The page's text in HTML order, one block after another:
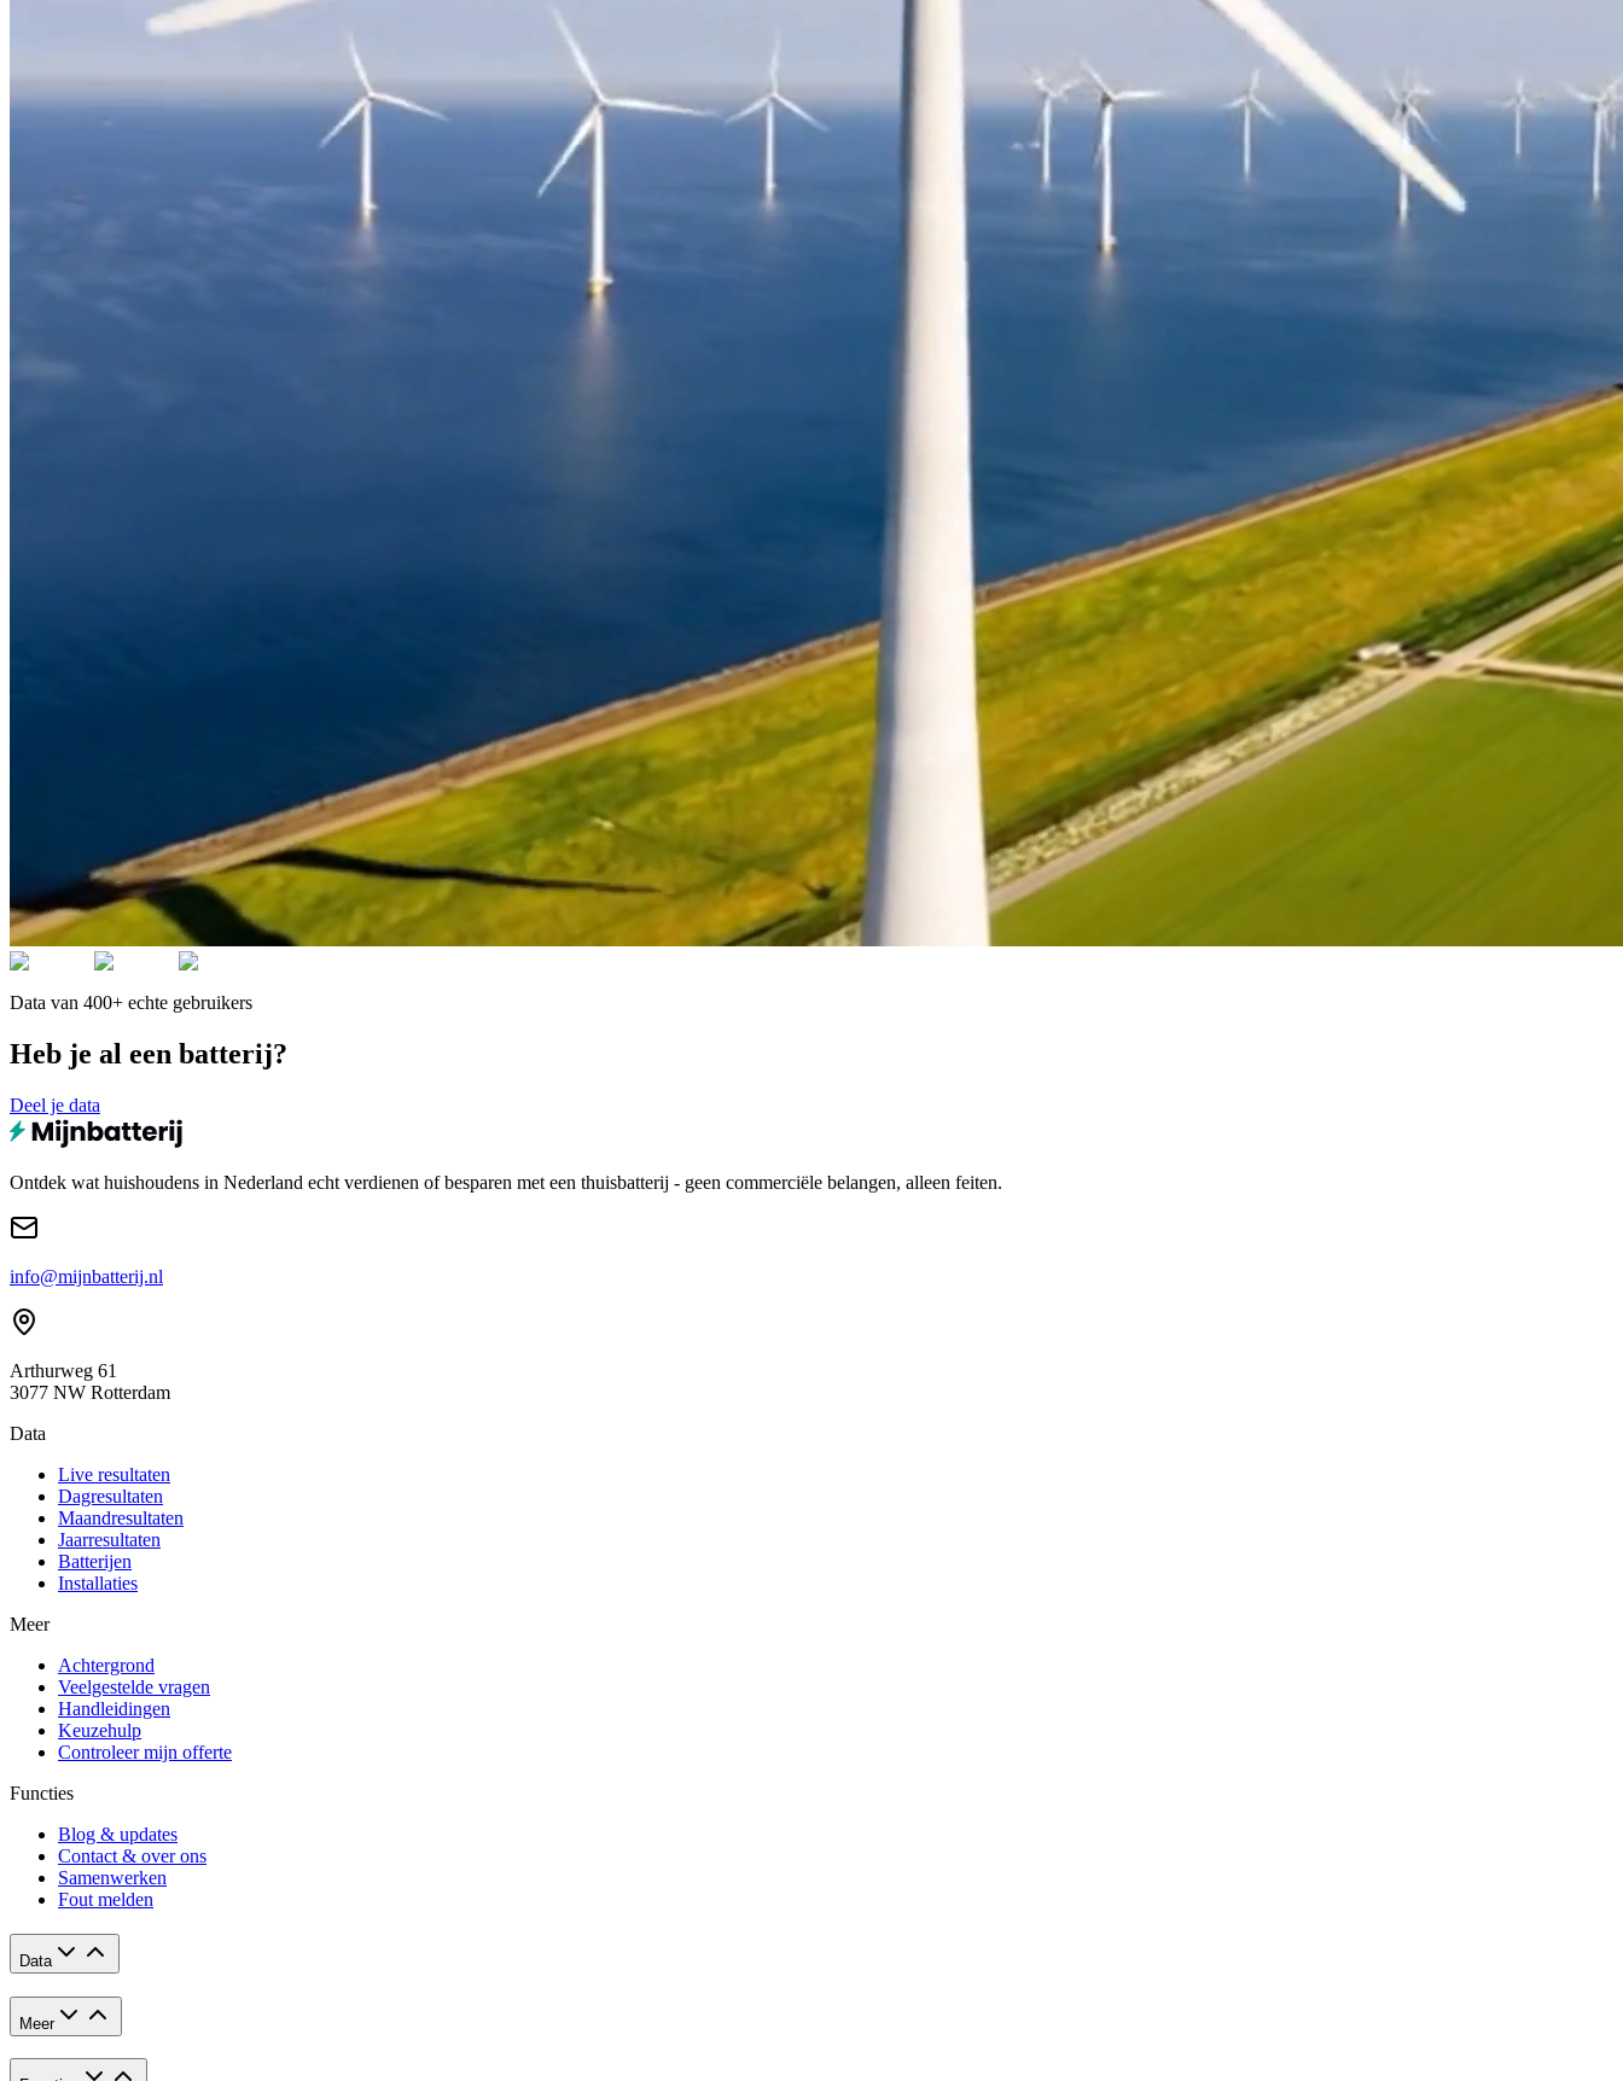
Data van 400+ echte gebruikers
Heb je al een batterij?
Deel je data
Ontdek wat huishoudens in Nederland echt verdienen of besparen met een thuisbatterij - geen commerciële belangen, alleen feiten.
info@mijnbatterij.nl
Arthurweg 61
3077 NW Rotterdam
Data
Live resultaten
Dagresultaten
Maandresultaten
Jaarresultaten
Batterijen
Installaties
Meer
Achtergrond
Veelgestelde vragen
Handleidingen
Keuzehulp
Controleer mijn offerte
Functies
Blog & updates
Contact & over ons
Samenwerken
Fout melden
Data
Meer